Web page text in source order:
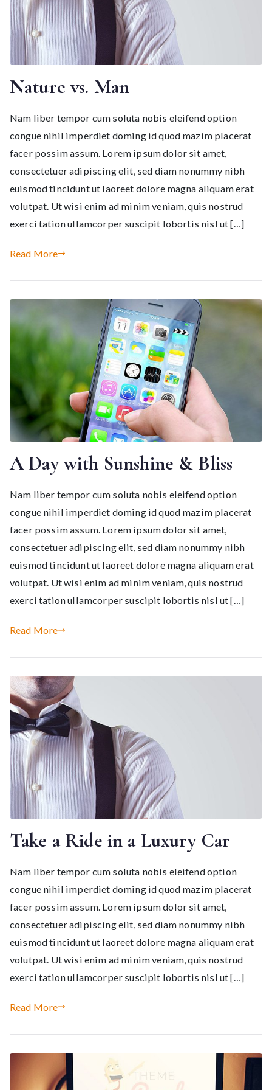
Nature vs. Man
Nam liber tempor cum soluta nobis eleifend option
congue nihil imperdiet doming id quod mazim placerat
facer possim assum. Lorem ipsum dolor sit amet,
consectetuer adipiscing elit, sed diam nonummy nibh
euismod tincidunt ut laoreet dolore magna aliquam erat
volutpat. Ut wisi enim ad minim veniam, quis nostrud
exerci tation ullamcorper suscipit lobortis nisl ut […]
Read More
A Day with Sunshine & Bliss
Nam liber tempor cum soluta nobis eleifend option
congue nihil imperdiet doming id quod mazim placerat
facer possim assum. Lorem ipsum dolor sit amet,
consectetuer adipiscing elit, sed diam nonummy nibh
euismod tincidunt ut laoreet dolore magna aliquam erat
volutpat. Ut wisi enim ad minim veniam, quis nostrud
exerci tation ullamcorper suscipit lobortis nisl ut […]
Read More
Take a Ride in a Luxury Car
Nam liber tempor cum soluta nobis eleifend option
congue nihil imperdiet doming id quod mazim placerat
facer possim assum. Lorem ipsum dolor sit amet,
consectetuer adipiscing elit, sed diam nonummy nibh
euismod tincidunt ut laoreet dolore magna aliquam erat
volutpat. Ut wisi enim ad minim veniam, quis nostrud
exerci tation ullamcorper suscipit lobortis nisl ut […]
Read More